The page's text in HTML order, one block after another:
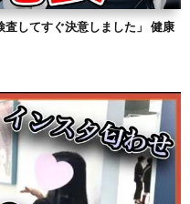
査してすぐ決意しました」 健康